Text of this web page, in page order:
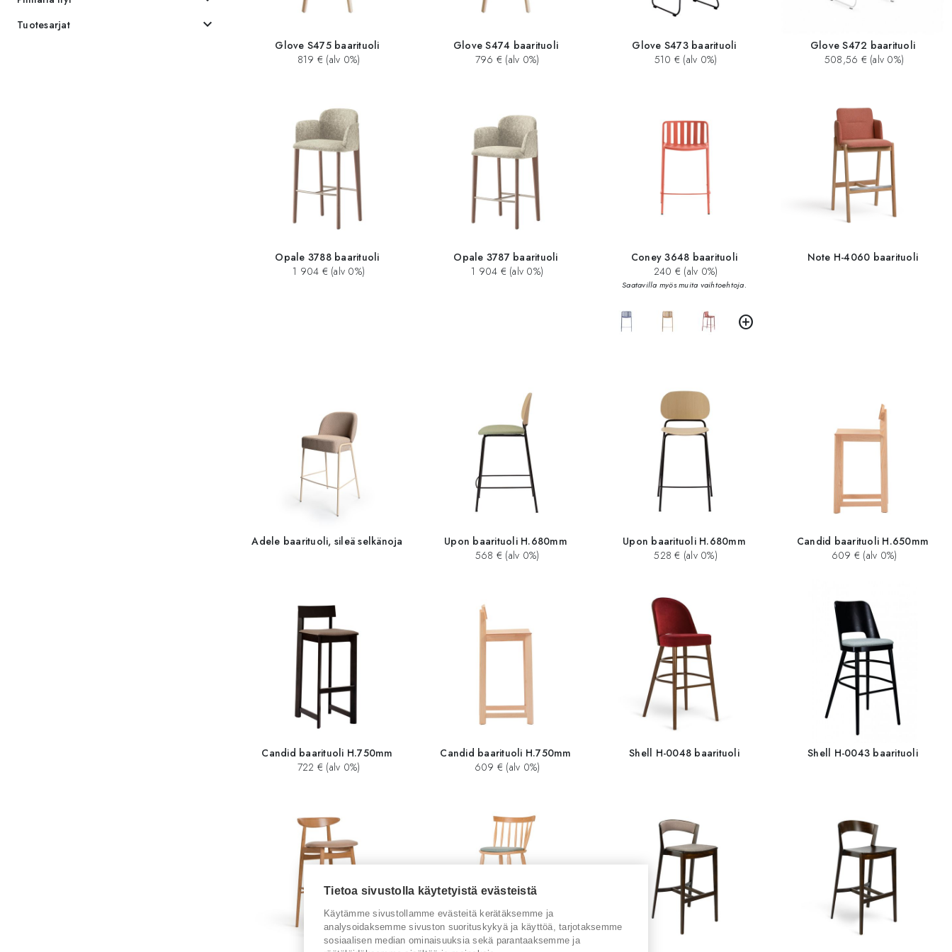
Tuotesarjat expand_more
Glove S475 baarituoli
819 € (alv 0%)
Glove S474 baarituoli
796 € (alv 0%)
Glove S473 baarituoli
510 € (alv 0%)
Glove S472 baarituoli
508,56 € (alv 0%)
Opale 3788 baarituoli
1 904 € (alv 0%)
Opale 3787 baarituoli
1 904 € (alv 0%)
Coney 3648 baarituoli
240 € (alv 0%)
Saatavilla myös muita vaihtoehtoja.
add_circle
Note H-4060 baarituoli
Adele baarituoli, sileä selkänoja
Upon baarituoli H.680mm
568 € (alv 0%)
Upon baarituoli H.680mm
528 € (alv 0%)
Candid baarituoli H.650mm
609 € (alv 0%)
Candid baarituoli H.750mm
722 € (alv 0%)
Candid baarituoli H.750mm
609 € (alv 0%)
Shell H-0048 baarituoli Shell H-0043 baarituoli
Tietoa sivustolla käytetyistä evästeistä
Käytämme sivustollamme evästeitä kerätäksemme ja
analysoidaksemme sivuston suorituskykyä ja käyttöä, tarjotaksemme
sosiaalisen median ominaisuuksia sekä parantaaksemme ja